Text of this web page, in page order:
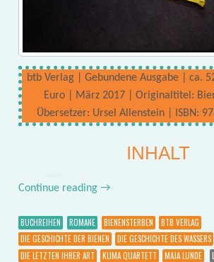
btb Verlag | Gebundene Ausgabe | ca.
Euro | März 2017 | Originaltitel:
Übersetzer: Ursel Allenstein | ISBN:
INHALT
Continue reading →
BUCHREIHEN ROMANE BIENENSTERBEN
BTB VERLAG
DIE GESCHICHTE DER BIENEN
DIE GESCHICHTE DES WASSERS
DIE LETZTEN IHRER ART
KLIMA QUARTETT MAJA LUNDE